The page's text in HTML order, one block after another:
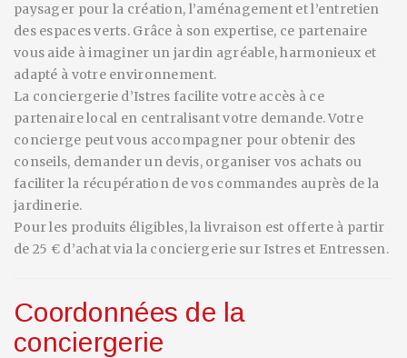
paysager pour la création, l’aménagement et l’entretien
des espaces verts. Grâce à son expertise, ce partenaire
vous aide à imaginer un jardin agréable, harmonieux et
adapté à votre environnement.
La conciergerie d’Istres facilite votre accès à ce
partenaire local en centralisant votre demande. Votre
concierge peut vous accompagner pour obtenir des
conseils, demander un devis, organiser vos achats ou
faciliter la récupération de vos commandes auprès de la
jardinerie.
Pour les produits éligibles, la livraison est offerte à partir
de 25 € d’achat via la conciergerie sur Istres et Entressen.
Coordonnées de la
conciergerie